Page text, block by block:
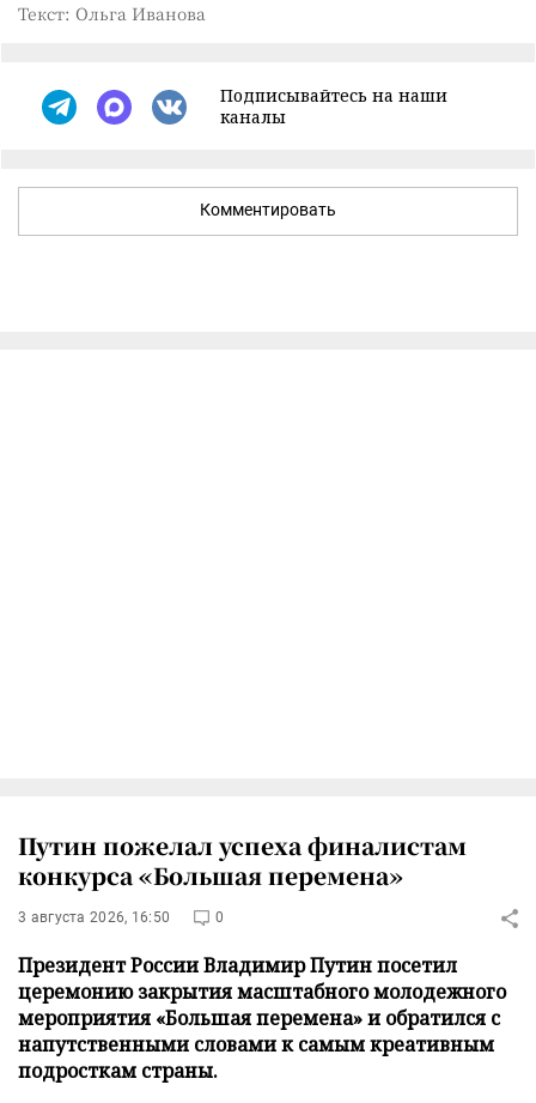
Текст: Ольга Иванова
Подписывайтесь на наши
каналы
Комментировать
Путин пожелал успеха финалистам
конкурса «Большая перемена»
3 августа 2026, 16:50 0
Президент России Владимир Путин посетил
церемонию закрытия масштабного молодежного
мероприятия «Большая перемена» и обратился с
напутственными словами к самым креативным
подросткам страны.